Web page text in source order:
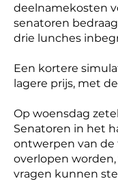
deelnamekosten
senatoren
drie lunches
Een kortere
lagere prijs, met
Op woensdag
Senatoren in het
ontwerpen van
overlopen
vragen kunnen